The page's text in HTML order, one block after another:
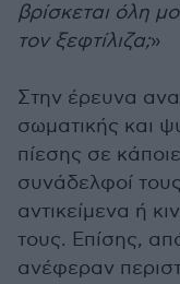
βρίσκεται όλη
τον ξεφτίλιζα;»
Στην έρευνα
σωματικής και
πίεσης σε
συνάδελφοί
αντικείμενα ή
τους. Επίσης,
ανέφεραν